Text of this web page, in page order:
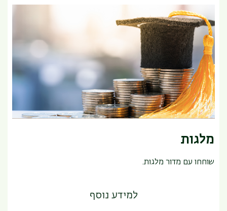
מלגות
שוחחו עם מדור מלגות.
למידע נוסף